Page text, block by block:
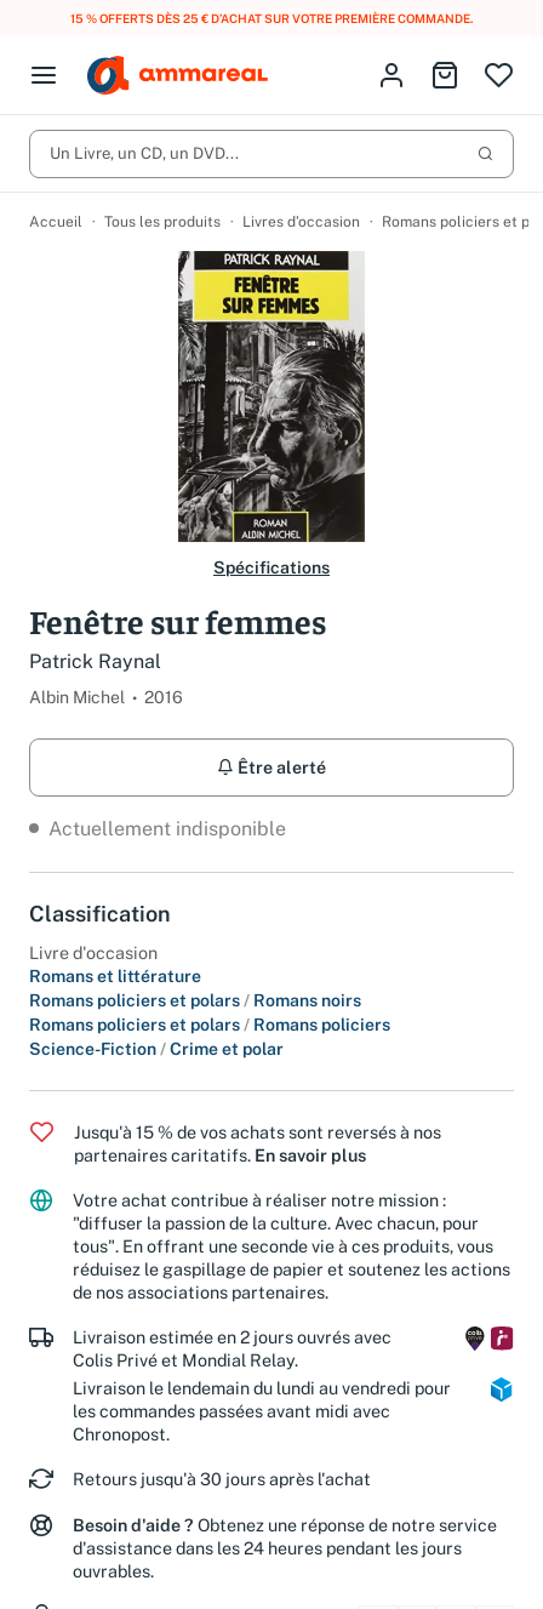
15 % OFFERTS DÈS 25 € D’ACHAT SUR VOTRE PREMIÈRE COMMANDE.
Open menu
Fermer le menu
CD d'occasion
DVD d'occasion
Vinyles d'occasion
Meilleures ventes
Nos engagements
Lancer
Vous n'avez pas trouvé l'article que vous cherchiez ?
Activez les notifications dans votre compte pour être alerté dès
qu'il est en stock.
Créer une alerte
Identifiez-vous
Aller au
Un Livre, un CD, un DVD...
Accueil Tous les produits Livres d’occasion Romans policiers et
Spécifications
Fenêtre sur femmes
Patrick Raynal
Albin Michel 2016
Être alerté
Actuellement indisponible
Classification
Livre d'occasion
Romans et littérature
Romans policiers et polars/ Romans noirs
Romans policiers et polars/ Romans policiers
Science-Fiction/Crime et polar
Jusqu'à 15 % de vos achats sont reversés à nos
partenaires caritatifs. En savoir plus
Votre achat contribue à réaliser notre mission :
"diffuser la passion de la culture. Avec chacun, pour
tous". En offrant une seconde vie à ces produits, vous
réduisez le gaspillage de papier et soutenez les actions
de nos associations partenaires.
Livraison estimée en 2 jours ouvrés avec
Colis Privé et Mondial Relay.
Livraison le lendemain du lundi au vendredi pour
les commandes passées avant midi avec
Chronopost.
Retours jusqu'à 30 jours après l'achat
Besoin d'aide ? Obtenez une réponse de notre service
d'assistance dans les 24 heures pendant les jours
ouvrables.